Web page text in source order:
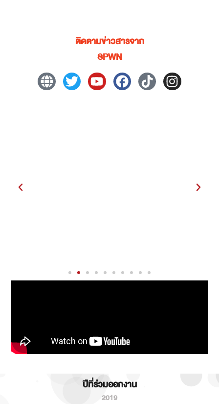
ติดตามข่าวสารจาก
SPWN
ปีที่ร่วมออกงาน
2019